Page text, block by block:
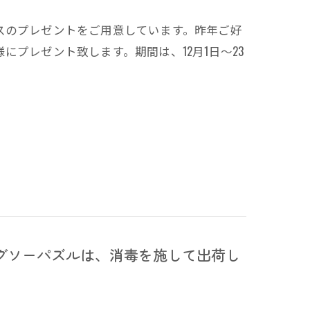
プレゼントをご用意しています。昨年ご好
プレゼント致します。期間は、12月1日～23
ーパズルは、消毒を施して出荷し